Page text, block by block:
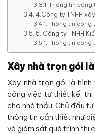
Thông tin công
4.Công ty TNHH
Thông tin công
5. Công ty TNHH
Thông tin công
Xây nhà trọn gói
Xây nhà trọn gói là
công việc từ thiết kế, thi
cho nhà thầu. Chủ đầu
thông tin cần thiết như
và giám sát quá trình thi